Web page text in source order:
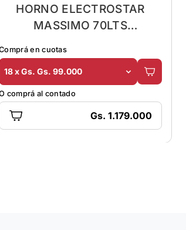
HORNO ELECTROSTAR
MASSIMO 70LTS
en cuotas
18 x Gs. Gs. 99.000
comprá al contado
Gs. 1.179.000